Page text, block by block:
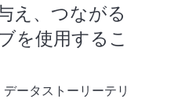
え、つながる
を使用するこ
ータストーリーテリ